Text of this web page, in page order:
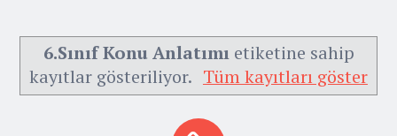
6.Sınıf Konu Anlatımıetiketine sahip
kayıtlar gösteriliyor. Tüm kayıtları göster